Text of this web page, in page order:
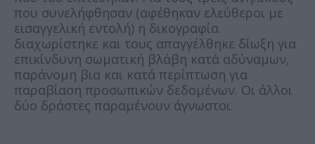
που συνελήφθησαν (αφέθηκαν ελεύθεροι με
εισαγγελική εντολή) η δικογραφία
διαχωρίστηκε και τους απαγγέλθηκε δίωξη για
επικίνδυνη σωματική βλάβη κατά αδύναμων,
παράνομη βια και κατά περίπτωση για
παραβίαση προσωπικών δεδομένων. Οι άλλοι
δύο δράστες παραμένουν άγνωστοι.